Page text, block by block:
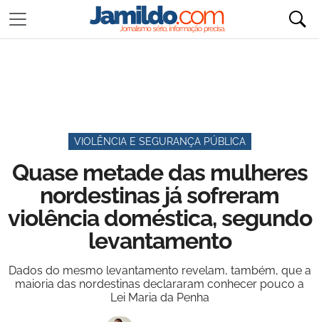
VIOLÊNCIA E SEGURANÇA PÚBLICA
Quase metade das mulheres
nordestinas já sofreram
violência doméstica, segundo
levantamento
Dados do mesmo levantamento revelam, também, que a
maioria das nordestinas declararam conhecer pouco a
Lei Maria da Penha